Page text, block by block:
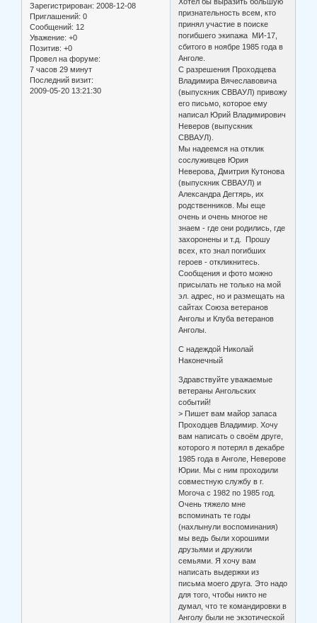
Зарегистрирован: 2008-12-08
Приглашений: 0
Сообщений: 12
Уважение: +0
Позитив: +0
Провел на форуме:
7 часов 29 минут
Последний визит:
2009-05-20 13:21:30
признательность всем, кто
принял участие в поиске
погибшего экипажа МИ-17,
сбитого в ноябре 1985 года в
Анголе.
С разрешения Проходцева
Владимира Вячеславовича
(выпускник СВВАУЛ) привожу
его письмо, которое ему
написал Юрий Владимирович
Неверов (выпускник
СВВАУЛ).
Мы надеемся на отклик
сослуживцев Юрия
Неверова, Дмитрия Кутонова
(выпускник СВВАУЛ) и
Александра Дегтярь, их
родственников. Мы еще
очень и очень многое не
знаем - где они родились, где
захоронены и т.д. Прошу
всех, кто знал погибших
героев - откликнитесь.
Сообщения и фото можно
присылать не только на мой
эл. адрес, но и размещать на
сайтах Союза ветеранов
Анголы и Клуба ветеранов
Анголы.
С надеждой Николай
Наконечный
Здравствуйте уважаемые
ветераны Ангольских
событий!
> Пишет вам майор запаса
Проходцев Владимир. Хочу
вам написать о своём друге,
которого я потерял в декабре
1985 года в Анголе, Неверове
Юрии. Мы с ним проходили
совместную службу в г.
Могоча с 1982 по 1985 год.
Очень тяжело мне
вспоминать те годы
(нахлынули воспоминания)
мы ведь были хорошими
друзьями и дружили
семьями. Я хочу вам
написать выдержки из
письма моего друга. Это надо
для того, чтобы никто не
думал, что те командировки в
Анголу были не экзотической